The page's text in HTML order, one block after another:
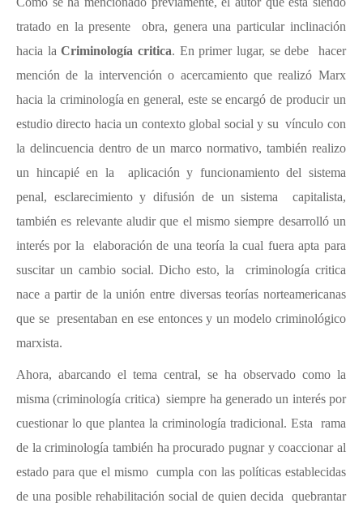
tratado en la presente obra, genera una particular inclinación
hacia laCriminología critica. En primer lugar, se debe hacer
mención de la intervención o acercamiento que realizó Marx
hacia la criminología en general, este se encargó de producir un
estudio directo hacia un contexto global social y su vínculo con
la delincuencia dentro de un marco normativo, también realizo
un hincapié en la aplicación y funcionamiento del sistema
penal, esclarecimiento y difusión de un sistema capitalista,
también es relevante aludir que el mismo siempre desarrolló un
interés por la elaboración de una teoría la cual fuera apta para
suscitar un cambio social. Dicho esto, la criminología critica
nace a partir de la unión entre diversas teorías norteamericanas
que se presentaban en ese entonces y un modelo criminológico
marxista.
Ahora, abarcando el tema central, se ha observado como la
misma (criminología critica) siempre ha generado un interés por
cuestionar lo que plantea la criminología tradicional. Esta rama
de la criminología también ha procurado pugnar y coaccionar al
estado para que el mismo cumpla con las políticas establecidas
de una posible rehabilitación social de quien decida quebrantar